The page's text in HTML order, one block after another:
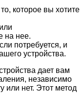
которое вы хотите
на нее.
потребуется, и
устройства.
дает вам
независимо
или нет. Этот метод